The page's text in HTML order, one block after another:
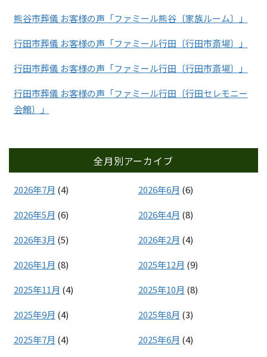
熊谷市葬儀 お客様の声「ファミール熊谷〔家族ルーム〕」
行田市葬儀 お客様の声「ファミール行田〔行田市斎場〕」
行田市葬儀 お客様の声「ファミール行田〔行田市斎場〕」
行田市葬儀 お客様の声「ファミール行田〔行田セレモニー
会館〕」
全月別アーカイブ
2026年7月 (4) 2026年6月 (6)
2026年5月 (6) 2026年4月 (8)
2026年3月 (5) 2026年2月 (4)
2026年1月 (8) 2025年12月 (9)
2025年11月 (4) 2025年10月 (8)
2025年9月 (4) 2025年8月 (3)
2025年7月 (4) 2025年6月 (4)